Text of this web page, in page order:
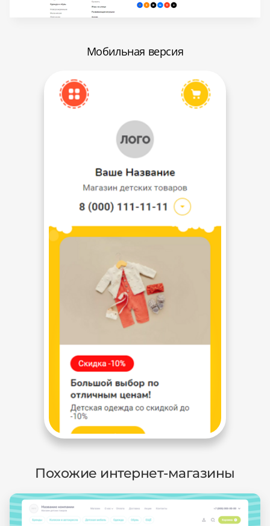
Мобильная версия
Похожие интернет-магазины